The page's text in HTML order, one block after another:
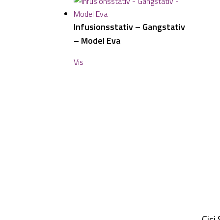
Infusionsstativ – Gangstativ
– Model Eva
Vis